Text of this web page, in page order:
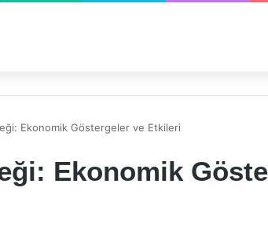
Ekonomik Göstergeler ve Etkileri
Ekonomik